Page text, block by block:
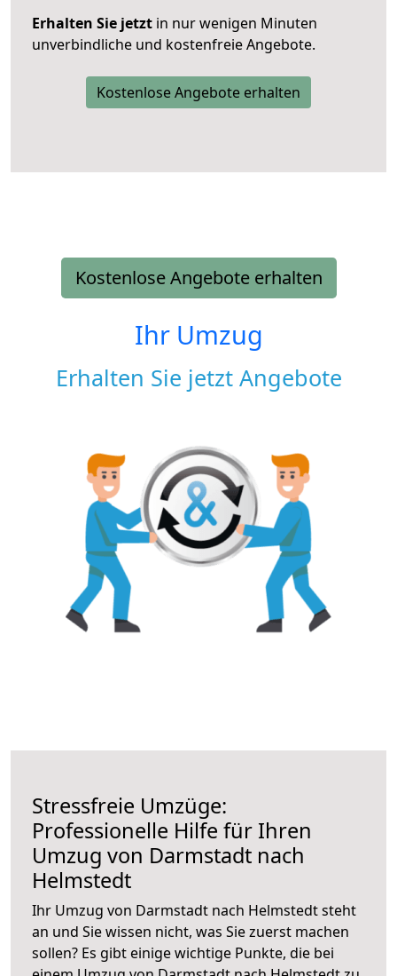
Erhalten Sie jetzt in nur wenigen Minuten
unverbindliche und kostenfreie Angebote.
Kostenlose Angebote erhalten
Kostenlose Angebote erhalten
Ihr Umzug
Erhalten Sie jetzt Angebote
Stressfreie Umzüge:
Professionelle Hilfe für Ihren
Umzug von Darmstadt nach
Helmstedt
Ihr Umzug von Darmstadt nach Helmstedt steht
an und Sie wissen nicht, was Sie zuerst machen
sollen? Es gibt einige wichtige Punkte, die bei